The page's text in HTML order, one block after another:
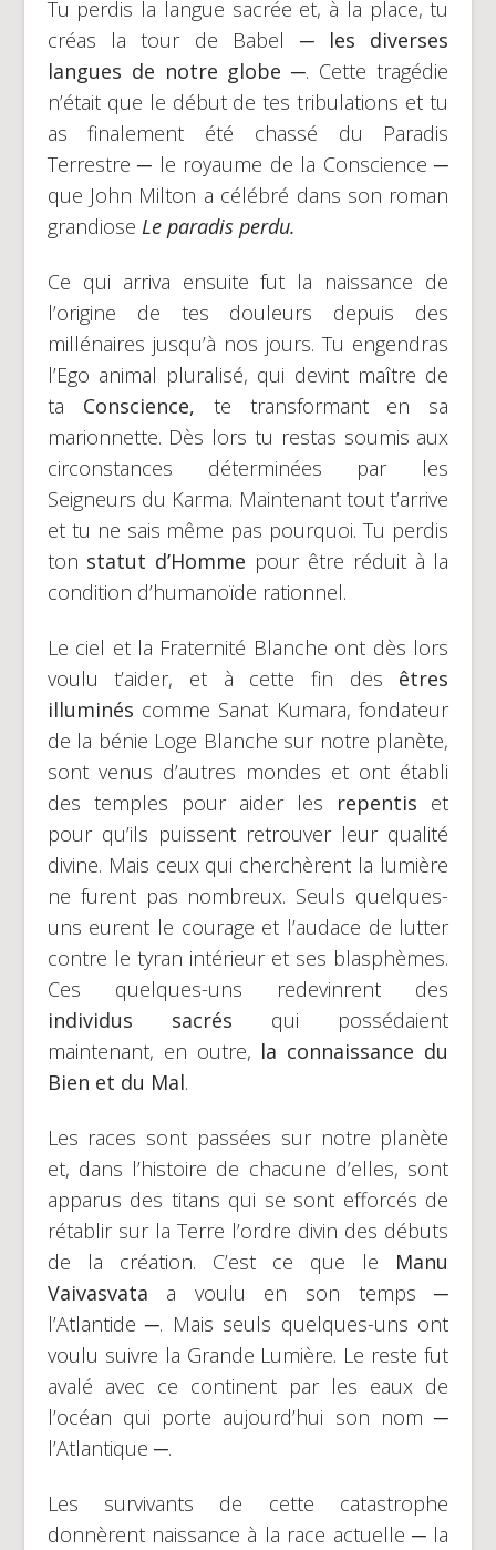
Tu perdis la langue sacrée et, à la place, tu
créas la tour de Babel ─les diverses
langues de notre globe─. Cette tragédie
n’était que le début de tes tribulations et tu
as finalement été chassé du Paradis
Terrestre ─ le royaume de la Conscience ─
que John Milton a célébré dans son roman
grandiose Le paradis perdu.
Ce qui arriva ensuite fut la naissance de
l’origine de tes douleurs depuis des
millénaires jusqu’à nos jours. Tu engendras
l’Ego animal pluralisé, qui devint maître de
ta Conscience, te transformant en sa
marionnette. Dès lors tu restas soumis aux
circonstances déterminées par les
Seigneurs du Karma. Maintenant tout t’arrive
et tu ne sais même pas pourquoi. Tu perdis
ton statut d’Homme pour être réduit à la
condition d’humanoïde rationnel.
Le ciel et la Fraternité Blanche ont dès lors
voulu t’aider, et à cette fin des êtres
illuminés comme Sanat Kumara, fondateur
de la bénie Loge Blanche sur notre planète,
sont venus d’autres mondes et ont établi
des temples pour aider les repentis et
pour qu’ils puissent retrouver leur qualité
divine. Mais ceux qui cherchèrent la lumière
ne furent pas nombreux. Seuls quelques-
uns eurent le courage et l’audace de lutter
contre le tyran intérieur et ses blasphèmes.
Ces quelques-uns redevinrent des
individus sacrés qui possédaient
maintenant, en outre, la connaissance du
Bien et du Mal.
Les races sont passées sur notre planète
et, dans l’histoire de chacune d’elles, sont
apparus des titans qui se sont efforcés de
rétablir sur la Terre l’ordre divin des débuts
de la création. C’est ce que le Manu
Vaivasvata a voulu en son temps ─
l’Atlantide ─. Mais seuls quelques-uns ont
voulu suivre la Grande Lumière. Le reste fut
avalé avec ce continent par les eaux de
l’océan qui porte aujourd’hui son nom ─
l’Atlantique ─.
Les survivants de cette catastrophe
donnèrent naissance à la race actuelle ─ la